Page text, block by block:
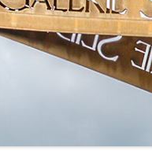
KUNST DES 20. JAHRHUNDERTS
ZEITGENÖSSISCHE KUNST